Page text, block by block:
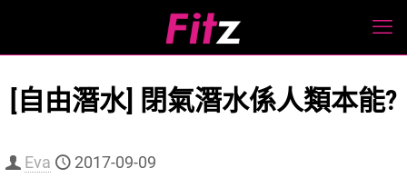
[自由潛水] 閉氣潛水係人類本能?
Eva 2017-09-09